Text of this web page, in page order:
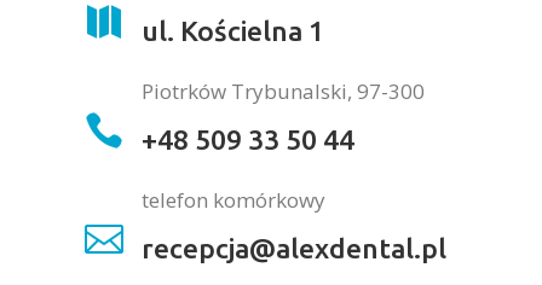
 ul. Kościelna 1
Piotrków Trybunalski, 97-300
 +48 509 33 50 44
telefon komórkowy
 recepcja@alexdental.pl